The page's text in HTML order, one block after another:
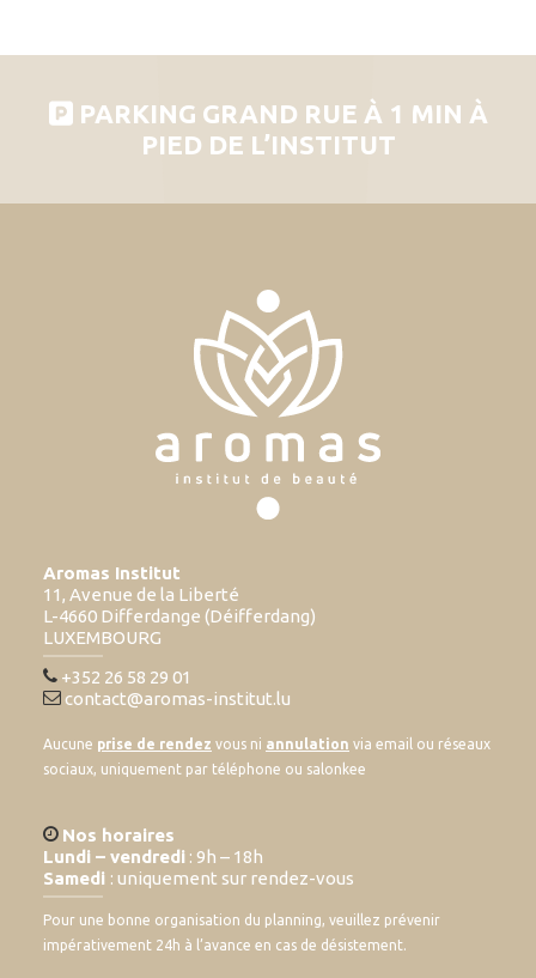
PARKING GRAND RUE À 1 MIN À
PIED DE L’INSTITUT
Aromas Institut
11, Avenue de la Liberté
L-4660 Differdange (Déifferdang)
LUXEMBOURG
+352 26 58 29 01
contact@aromas-institut.lu
Aucune prise de rendez vous ni annulation via email ou réseaux
sociaux, uniquement par téléphone ou salonkee
Nos horaires
Lundi – vendredi : 9h – 18h
Samedi : uniquement sur rendez-vous
Pour une bonne organisation du planning, veuillez prévenir
impérativement 24h à l’avance en cas de désistement.